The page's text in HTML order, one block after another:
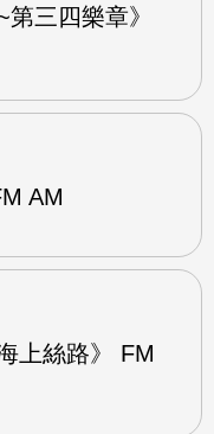
三四樂章》
AM
上絲路》 FM